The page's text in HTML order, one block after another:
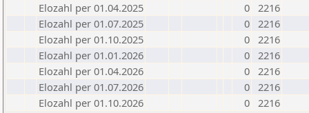
Elozahl per 01.04.2025
0 2216
Elozahl per 01.07.2025
0 2216
Elozahl per 01.10.2025
0 2216
Elozahl per 01.01.2026
0 2216
Elozahl per 01.04.2026
0 2216
Elozahl per 01.07.2026
0 2216
Elozahl per 01.10.2026
0 2216